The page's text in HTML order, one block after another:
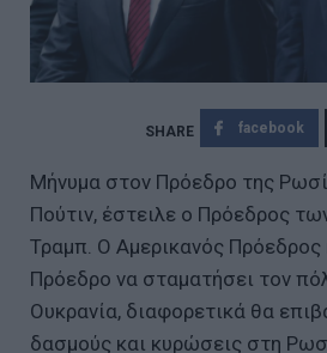
facebook
Μήνυμα στον Πρόεδρο της
Πούτιν, έστειλε ο Πρόεδρος
Τραμπ. Ο Αμερικανός
Πρόεδρο να σταματήσει τον
Ουκρανία, διαφορετικά θα
δασμούς και κυρώσεις στη